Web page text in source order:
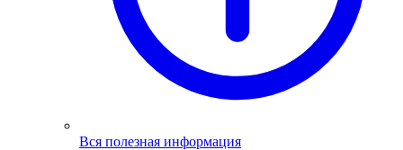
Вся полезная информация